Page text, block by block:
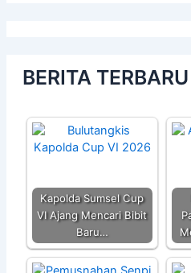
BERITA TERBARU
Kapolda Sumsel Cup
VI Ajang Mencari Bibit
Baru…